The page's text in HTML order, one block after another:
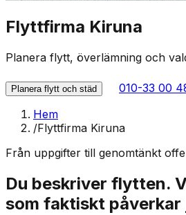
Flyttfirma Kiruna
Planera flytt, överlämning och
Planera flytt och städ
010-33 00
Hem
/Flyttfirma Kiruna
Från uppgifter till genomtänkt
Du beskriver flytten.
som faktiskt påverkar